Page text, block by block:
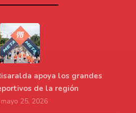
apoya los grandes
de la región
mayo 25, 2026